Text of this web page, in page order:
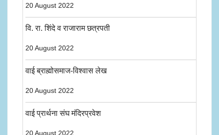
20 August 2022
वि. रा. शिंदे व राजाराम छत्रपती
20 August 2022
वाई ब्राह्मोसमाज-विश्वास लेख
20 August 2022
वाई प्रार्थना संघ मंदिरप्रवेश
20 August 2022